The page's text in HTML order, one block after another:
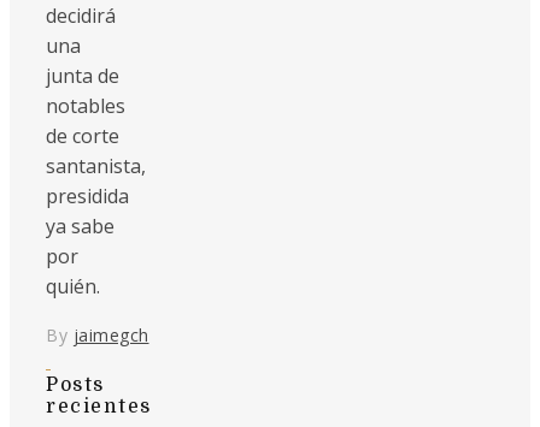
decidirá
una
junta de
notables
de corte
santanista,
presidida
ya sabe
por
quién.
By jaimegch
Posts
recientes